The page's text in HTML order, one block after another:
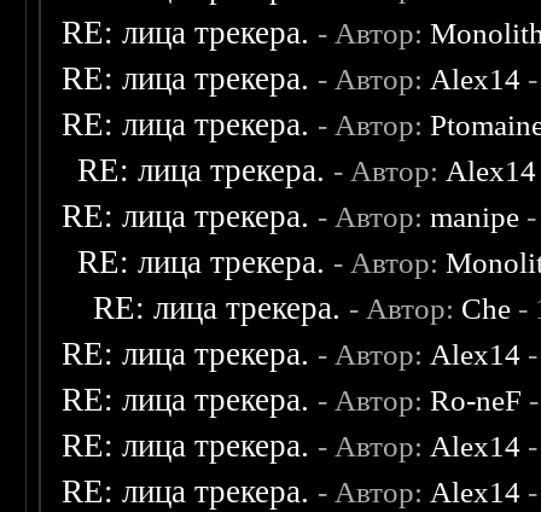
RE: лица трекера. - Автор:
RE: лица трекера. - Автор: Alex14
RE: лица трекера. - Автор:
RE: лица трекера. - Автор: Alex14
RE: лица трекера. - Автор:manipe
RE: лица трекера. - Автор:
RE: лица трекера. - Автор: Che -
RE: лица трекера. - Автор: Alex14
RE: лица трекера. - Автор:Ro-neF
RE: лица трекера. - Автор: Alex14
RE: лица трекера. - Автор: Alex14